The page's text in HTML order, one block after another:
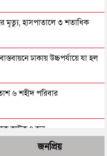
মৃত্যু, হাসপাতালে ৩ শতাধিক
ঢাকায় উচ্চপর্যায়ে যা হল
৬ শহীদ পরিবার
আটক ৭ জন
জনপ্রিয়